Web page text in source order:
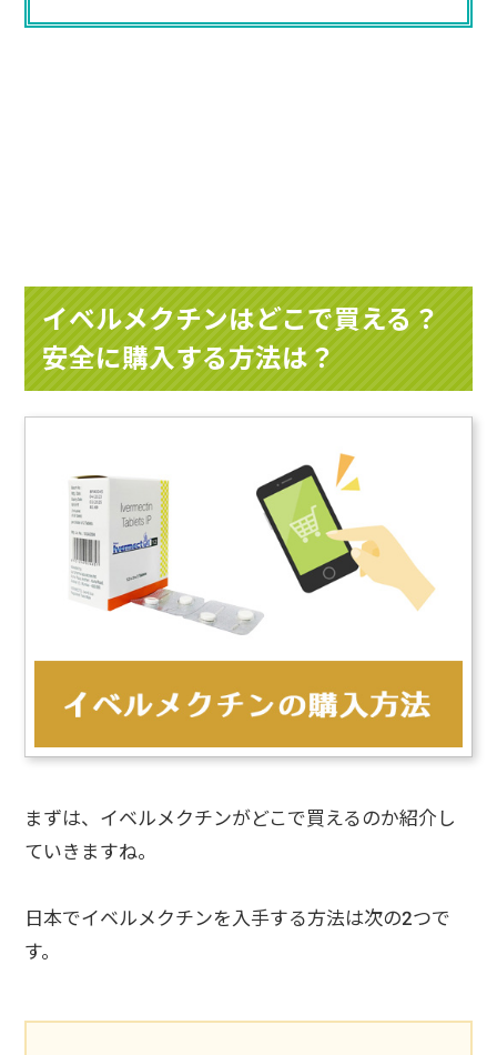
イベルメクチンはどこで買える？
安全に購入する方法は？
まずは、イベルメクチンがどこで買えるのか紹介し
ていきますね。
日本でイベルメクチンを入手する方法は次の2つで
す。